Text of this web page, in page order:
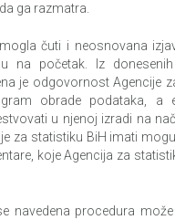
ga razmatra.
čuti i neosnovana
na početak. Iz
je odgovornost Agencije
obrade podataka, a
u njenoj izradi na
za statistiku BiH imati
koje Agencija za
navedena procedura